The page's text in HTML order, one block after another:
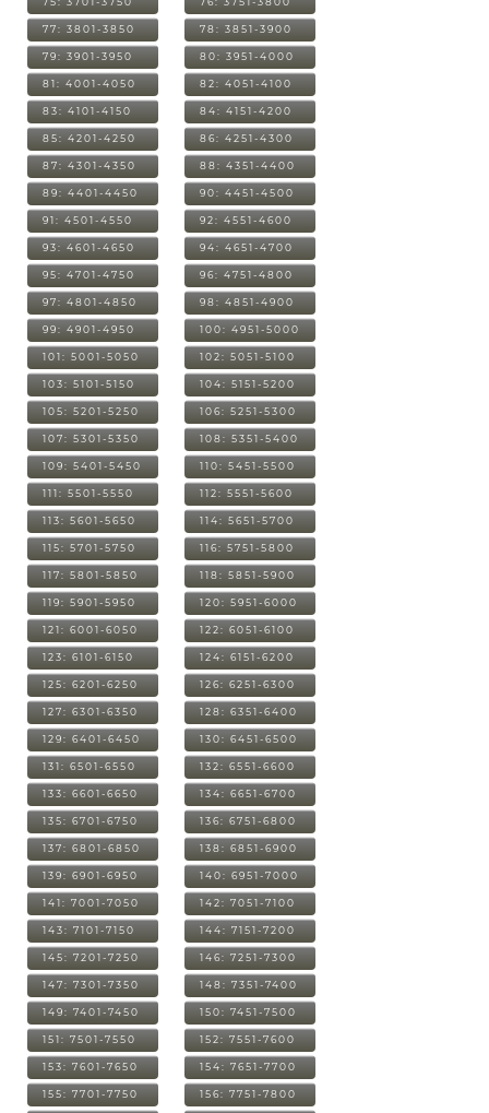
77: 3801-3850 78: 3851-3900
79: 3901-3950 80: 3951-4000
81: 4001-4050 82: 4051-4100
83: 4101-4150 84: 4151-4200
85: 4201-4250 86: 4251-4300
87: 4301-4350 88: 4351-4400
89: 4401-4450 90: 4451-4500
91: 4501-4550 92: 4551-4600
93: 4601-4650 94: 4651-4700
95: 4701-4750 96: 4751-4800
97: 4801-4850 98: 4851-4900
99: 4901-4950 100: 4951-5000
101: 5001-5050 102: 5051-5100
103: 5101-5150 104: 5151-5200
105: 5201-5250 106: 5251-5300
107: 5301-5350 108: 5351-5400
109: 5401-5450 110: 5451-5500
111: 5501-5550 112: 5551-5600
113: 5601-5650 114: 5651-5700
115: 5701-5750 116: 5751-5800
117: 5801-5850 118: 5851-5900
119: 5901-5950 120: 5951-6000
121: 6001-6050 122: 6051-6100
123: 6101-6150 124: 6151-6200
125: 6201-6250 126: 6251-6300
127: 6301-6350 128: 6351-6400
129: 6401-6450 130: 6451-6500
131: 6501-6550 132: 6551-6600
133: 6601-6650 134: 6651-6700
135: 6701-6750 136: 6751-6800
137: 6801-6850 138: 6851-6900
139: 6901-6950 140: 6951-7000
141: 7001-7050 142: 7051-7100
143: 7101-7150 144: 7151-7200
145: 7201-7250 146: 7251-7300
147: 7301-7350 148: 7351-7400
149: 7401-7450 150: 7451-7500
151: 7501-7550 152: 7551-7600
153: 7601-7650 154: 7651-7700
155: 7701-7750 156: 7751-7800